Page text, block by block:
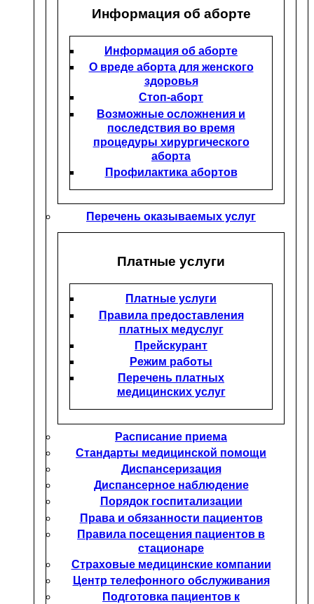
Информация об аборте
Информация об аборте
О вреде аборта для женского
здоровья
Стоп-аборт
Возможные осложнения и
последствия во время
процедуры хирургического
аборта
Профилактика абортов
Перечень оказываемых услуг
Платные услуги
Платные услуги
Правила предоставления
платных медуслуг
Прейскурант
Режим работы
Перечень платных
медицинских услуг
Расписание приема
Стандарты медицинской помощи
Диспансеризация
Диспансерное наблюдение
Порядок госпитализации
Права и обязанности пациентов
Правила посещения пациентов в
стационаре
Страховые медицинские компании
Центр телефонного обслуживания
Подготовка пациентов к